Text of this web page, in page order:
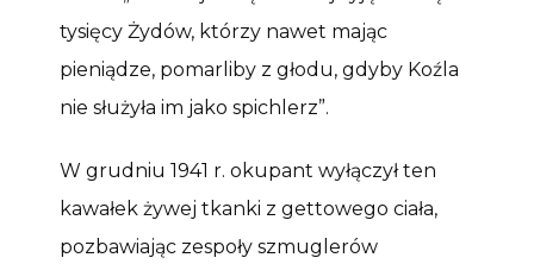
tysięcy Żydów, którzy nawet mając
pieniądze, pomarliby z głodu, gdyby Koźla
nie służyła im jako spichlerz”.
W grudniu 1941 r. okupant wyłączył ten
kawałek żywej tkanki z gettowego ciała,
pozbawiając zespoły szmuglerów